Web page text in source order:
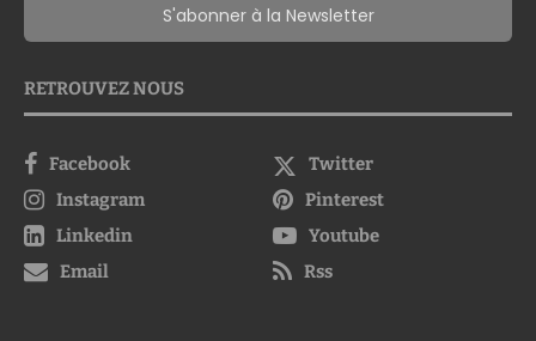
S'abonner à la Newsletter
RETROUVEZ NOUS
Facebook
Twitter
Instagram
Pinterest
Linkedin
Youtube
Email
Rss